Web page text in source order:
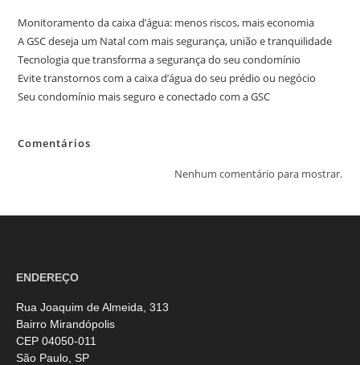
Monitoramento da caixa d’água: menos riscos, mais economia
A GSC deseja um Natal com mais segurança, união e tranquilidade
Tecnologia que transforma a segurança do seu condomínio
Evite transtornos com a caixa d’água do seu prédio ou negócio
Seu condomínio mais seguro e conectado com a GSC
Comentários
Nenhum comentário para mostrar.
ENDEREÇO
Rua Joaquim de Almeida, 313
Bairro Mirandópolis
CEP 04050-011
São Paulo, SP